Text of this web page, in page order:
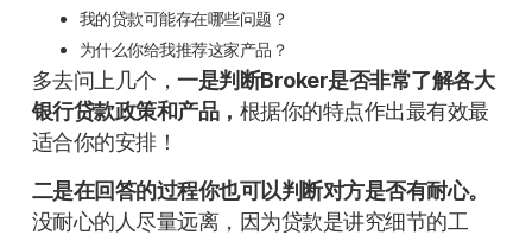
我的贷款可能存在哪些问题？
为什么你给我推荐这家产品？
多去问上几个，一是判断Broker是否非常了解各大
银行贷款政策和产品， 根据你的特点作出最有效最
适合你的安排！
二是在回答的过程你也可以判断对方是否有耐心。
没耐心的人尽量远离，因为贷款是讲究细节的工